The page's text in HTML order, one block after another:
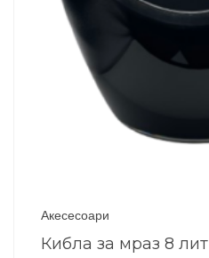
Акесесоари
Кибла за мраз 8 лит